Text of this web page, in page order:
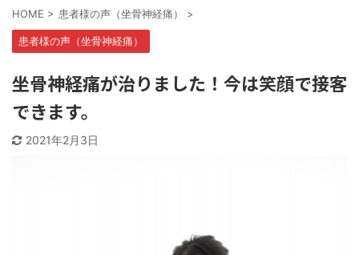
HOME > 患者様の声（坐骨神経痛） >
患者様の声（坐骨神経痛）
坐骨神経痛が治りました！今は笑顔で接客
できます。
2021年2月3日